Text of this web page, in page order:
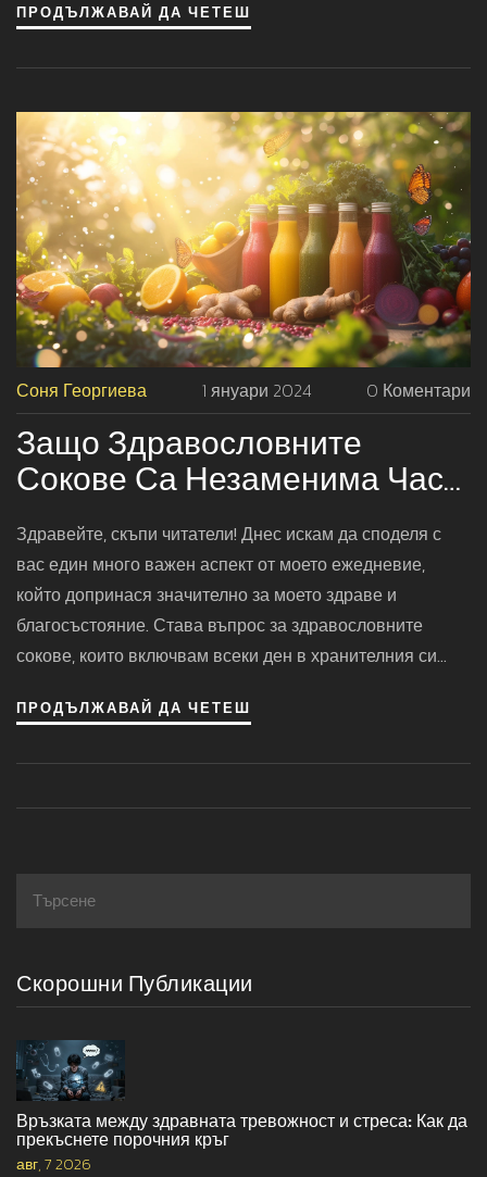
сокове, за да максимизираме техния положителен
пресоване, които запазват най-много антиоксиданти.
ПРОДЪЛЖАВАЙ ДА ЧЕТЕШ
Соня Георгиева 1 януари 2024 0 Коментари
Защо Здравословните
Сокове Са Незаменима Част
От Вашето Ежедневие:
Основни Ползи
Здравейте, скъпи читатели! Днес искам да споделя с
вас един много важен аспект от моето ежедневие,
който допринася значително за моето здраве и
благосъстояние. Става въпрос за здравословните
сокове, които включвам всеки ден в хранителния си
антиоксиданти и помагат ми да се чувствам енергична
сила! Можете да разчитате на този постинг, за да
ПРОДЪЛЖАВАЙ ДА ЧЕТЕШ
Скорошни Публикации
Връзката между здравната тревожност и стреса: Как да
прекъснете порочния кръг
авг, 7 2026